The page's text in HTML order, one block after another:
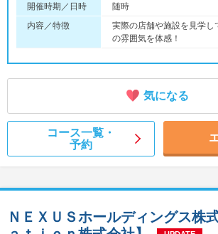
開催時期／日時
随時
内容／特徴
実際の店舗や施設を見学し
の雰囲気を体感！
気になる
コース一覧・
予約
ＮＥＸＵＳホールディングス株